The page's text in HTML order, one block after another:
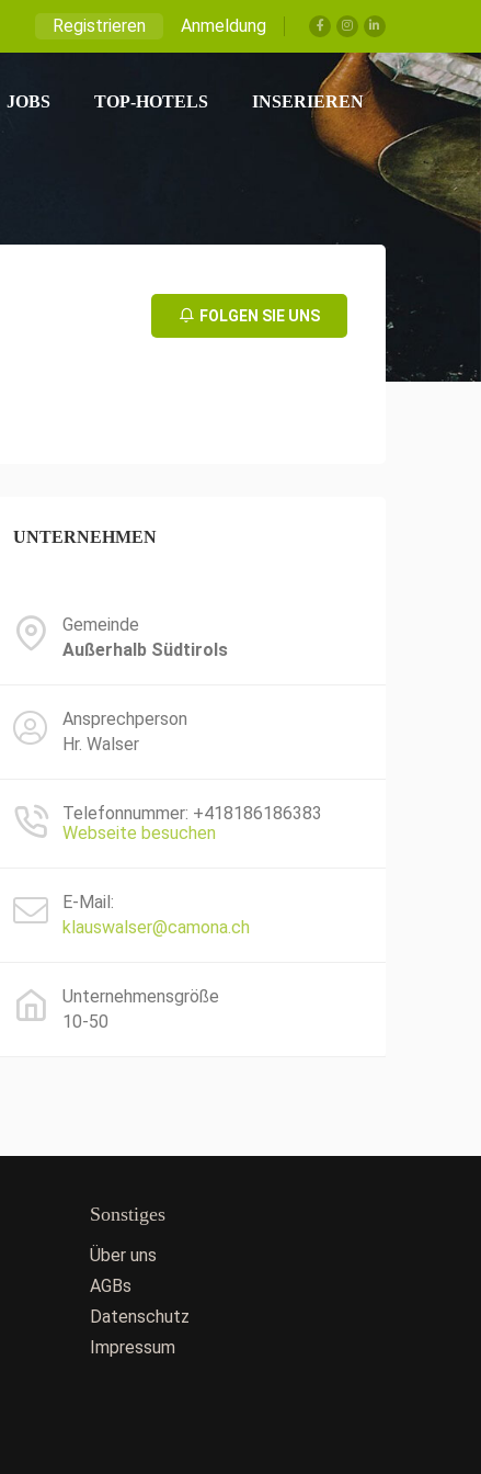
Registrieren Anmeldung
JOBS TOP-HOTELS INSERIEREN
FOLGEN SIE UNS
UNTERNEHMEN
Gemeinde
Außerhalb Südtirols
Ansprechperson
Hr. Walser
Telefonnummer: +418186186383
Webseite besuchen
E-Mail:
klauswalser@camona.ch
Unternehmensgröße
10-50
Sonstiges
Über uns
AGBs
Datenschutz
Impressum